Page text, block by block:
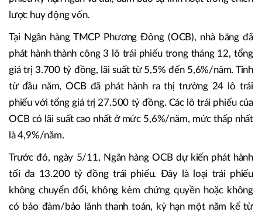
lược huy động vốn.
Tại Ngân hàng TMCP Phương Đông (OCB), nhà băng đã
phát hành thành công 3 lô trái phiếu trong tháng 12, tổng
giá trị 3.700 tỷ đồng, lãi suất từ 5,5% đến 5,6%/năm. Tính
từ đầu năm, OCB đã phát hành ra thị trường 24 lô trái
phiếu với tổng giá trị 27.500 tỷ đồng. Các lô trái phiếu của
OCB có lãi suất cao nhất ở mức 5,6%/năm, mức thấp nhất
là 4,9%/năm.
Trước đó, ngày 5/11, Ngân hàng OCB dự kiến phát hành
tối đa 13.200 tỷ đồng trái phiếu. Đây là loại trái phiếu
không chuyển đổi, không kèm chứng quyền hoặc không
có bảo đảm/bảo lãnh thanh toán, kỳ hạn một năm kể từ